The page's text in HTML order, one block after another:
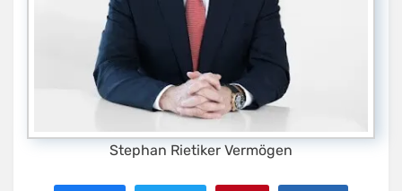
Stephan Rietiker Vermögen